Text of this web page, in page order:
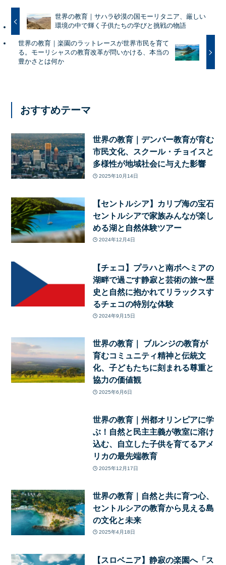
世界の教育｜サハラ砂漠の国モーリタニア、厳しい
環境の中で輝く子供たちの学びと挑戦の物語
世界の教育｜楽園のラットレースが世界市民を育て
る。モーリシャスの教育改革が問いかける、本当の
豊かさとは何か
おすすめテーマ
世界の教育｜デンバー教育が育む
市民文化、スクール・チョイスと
多様性が地域社会に与えた影響
2025年10月14日
【セントルシア】カリブ海の宝石
セントルシアで家族みんなが楽し
める湖と自然体験ツアー
2024年12月4日
【チェコ】プラハと南ボヘミアの
湖畔で過ごす静寂と芸術の旅〜歴
史と自然に抱かれてリラックスす
るチェコの特別な体験
2024年9月15日
世界の教育｜ ブルンジの教育が
育むコミュニティ精神と伝統文
化、子どもたちに刻まれる尊重と
協力の価値観
2025年6月6日
世界の教育｜州都オリンピアに学
ぶ！自然と民主主義が教室に溶け
込む、自立した子供を育てるアメ
リカの最先端教育
2025年12月17日
世界の教育｜自然と共に育つ心、
セントルシアの教育から見える島
の文化と未来
2025年4月18日
【スロベニア】静寂の楽園へ「ス